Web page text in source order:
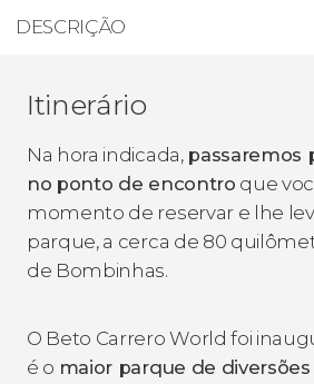
DESCRIÇÃO
Itinerário
Na hora indicada, passaremos
no ponto de encontro que
momento de reservar e lhe
parque, a cerca de 80
de Bombinhas.
O Beto Carrero World foi
é o maior parque de